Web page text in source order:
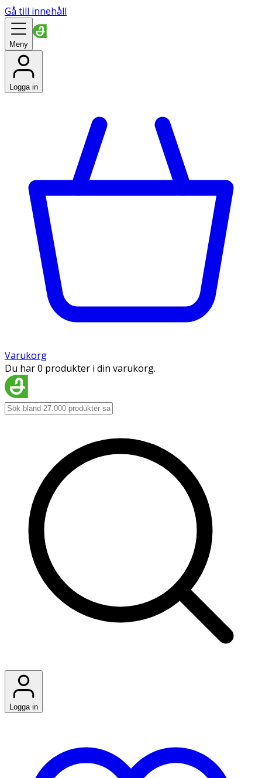
Gå till innehåll
Meny
Logga in
Varukorg
Du har 0 produkter i din varukorg.
Logga in